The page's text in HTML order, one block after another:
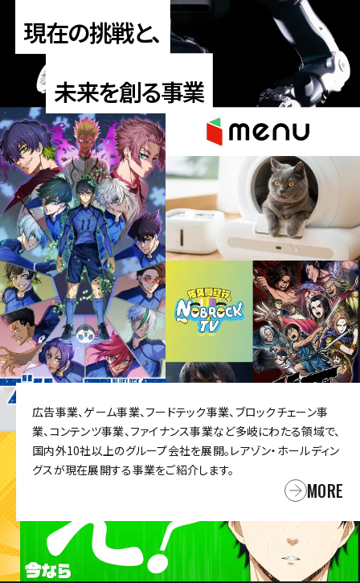
現在の挑戦と、
未来を創る事業
広告事業、ゲーム事業、フードテック事業、ブロックチェーン事
業、コンテンツ事業、ファイナンス事業など多岐にわたる領域で、
国内外10社以上のグループ会社を展開。レアゾン・ホールディン
グスが現在展開する事業をご紹介します。
MORE